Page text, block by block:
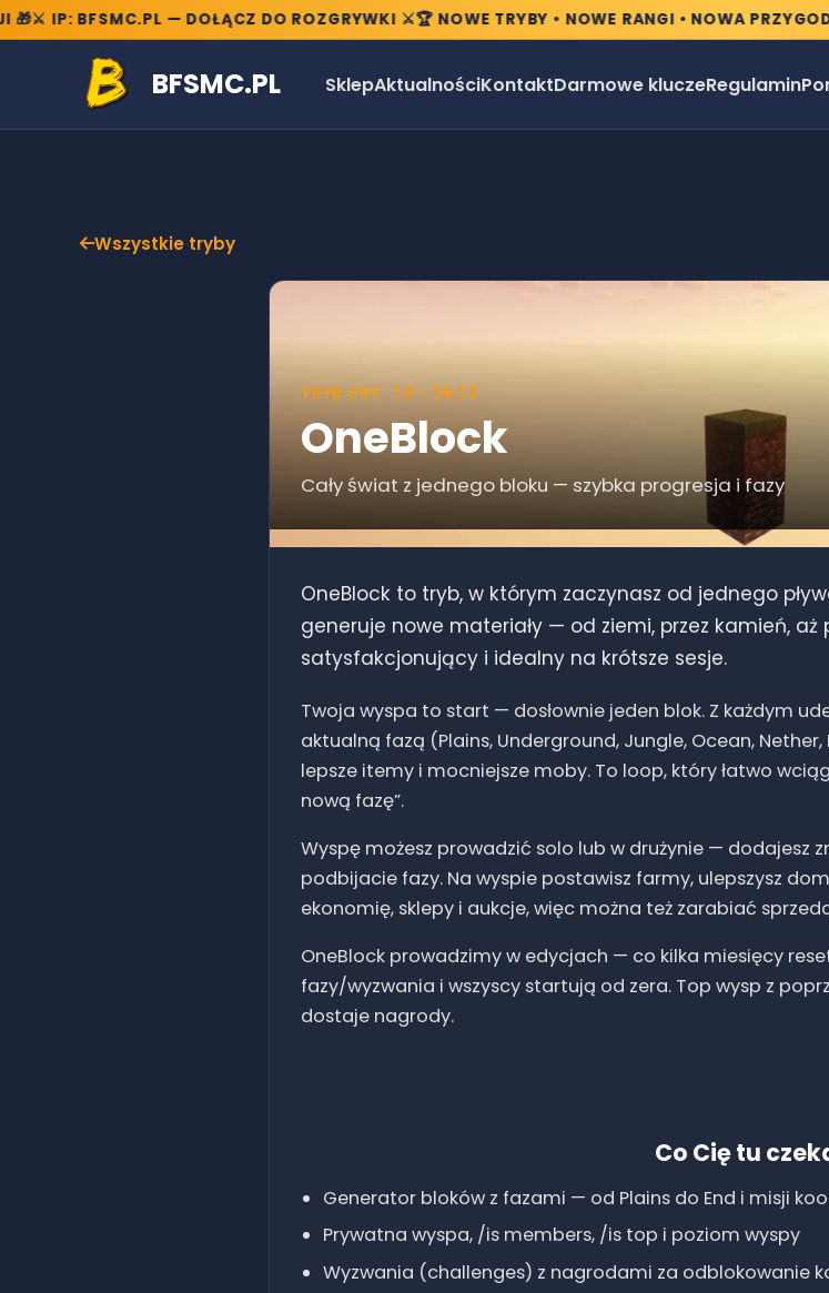
BFSMC.PL — DOŁĄCZ DO ROZGRYWKI ⚔️🏆 NOWE TRYBY • NOWE RANGI • NOWA PRZYGODA 🏆
BFSMC.PL SklepAktualnościKontaktDarmowe kluczeRegulamin
Wszystkie tryby
TRYB GRY · 1.8 - 26.1.2
OneBlock
Cały świat z jednego bloku — szybka progresja i fazy
OneBlock to tryb, w którym zaczynasz od jednego
generuje nowe materiały — od ziemi, przez kamień, aż
satysfakcjonujący i idealny na krótsze sesje.
Twoja wyspa to start — dosłownie jeden blok. Z każdym
aktualną fazą (Plains, Underground, Jungle, Ocean,
lepsze itemy i mocniejsze moby. To loop, który łatwo
nową fazę”.
Wyspę możesz prowadzić solo lub w drużynie — dodajesz
podbijacie fazy. Na wyspie postawisz farmy, ulepszysz
ekonomię, sklepy i aukcje, więc można też zarabiać
OneBlock prowadzimy w edycjach — co kilka miesięcy
fazy/wyzwania i wszyscy startują od zera. Top wysp z
dostaje nagrody.
Co Cię tu
Generator bloków z fazami — od Plains do End i misji
Prywatna wyspa, /is members, /is top i poziom wyspy
Wyzwania (challenges) z nagrodami za odblokowanie